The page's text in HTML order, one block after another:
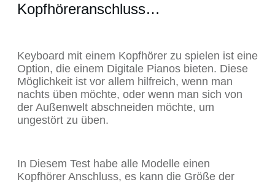
Kopfhöreranschluss…
Keyboard mit einem Kopfhörer zu spielen ist eine
Option, die einem Digitale Pianos bieten. Diese
Möglichkeit ist vor allem hilfreich, wenn man
nachts üben möchte, oder wenn man sich von
der Außenwelt abschneiden möchte, um
ungestört zu üben.
In Diesem Test habe alle Modelle einen
Kopfhörer Anschluss, es kann die Größe der